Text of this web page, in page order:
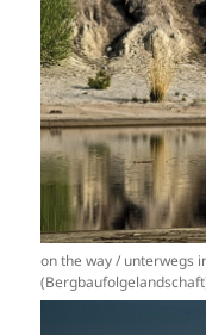
on the way / unterwegs